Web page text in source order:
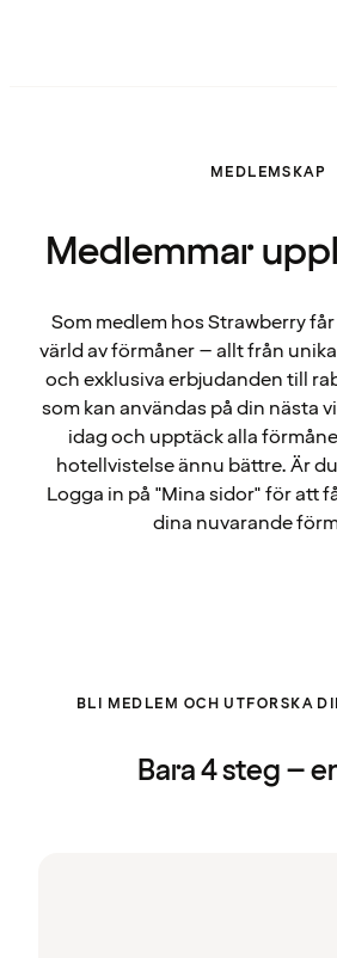
MEDLEMSKAP
Medlemmar
Som medlem hos Strawberry
värld av förmåner – allt från
och exklusiva erbjudanden till
som kan användas på din nästa
idag och upptäck alla
hotellvistelse ännu bättre. Är
Logga in på "Mina sidor" för att
dina nuvarande
BLI MEDLEM OCH UTFORSKA
Bara 4 steg –